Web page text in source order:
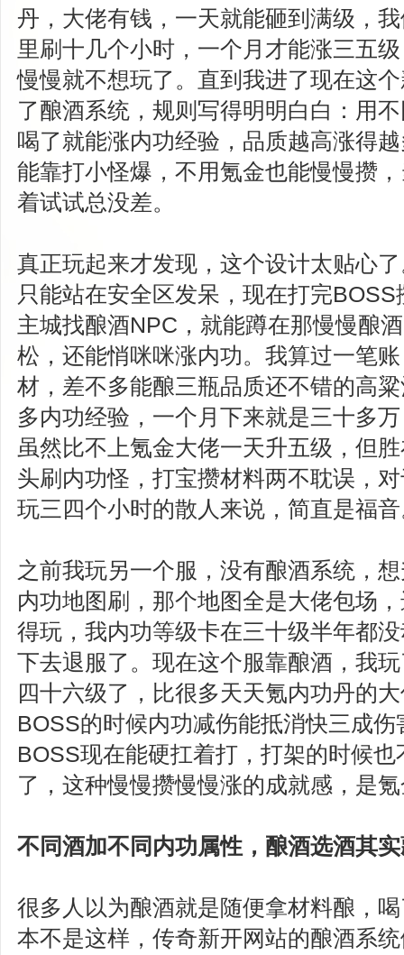
丹，大佬有钱，一天就能砸到满级，
里刷十几个小时，一个月才能涨三五
慢慢就不想玩了。直到我进了现在这
了酿酒系统，规则写得明明白白：用
喝了就能涨内功经验，品质越高涨得
能靠打小怪爆，不用氪金也能慢慢攒
着试试总没差。
真正玩起来才发现，这个设计太贴心
只能站在安全区发呆，现在打完
主城找酿酒NPC，就能蹲在那慢慢酿
松，还能悄咪咪涨内功。我算过一笔
材，差不多能酿三瓶品质还不错的高
多内功经验，一个月下来就是三十多
虽然比不上氪金大佬一天升五级，但
头刷内功怪，打宝攒材料两不耽误，
玩三四个小时的散人来说，简直是福
之前我玩另一个服，没有酿酒系统，
内功地图刷，那个地图全是大佬包场
得玩，我内功等级卡在三十级半年都
下去退服了。现在这个服靠酿酒，我
四十六级了，比很多天天氪内功丹的
BOSS的时候内功减伤能抵消快三成
BOSS现在能硬扛着打，打架的时候
了，这种慢慢攒慢慢涨的成就感，是
不同酒加不同内功属性，酿酒选酒其
很多人以为酿酒就是随便拿材料酿，
本不是这样，传奇新开网站的酿酒系